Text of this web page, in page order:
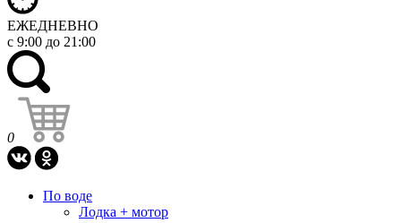
ЕЖЕДНЕВНО
с 9:00 до 21:00
0
По воде
Лодка + мотор